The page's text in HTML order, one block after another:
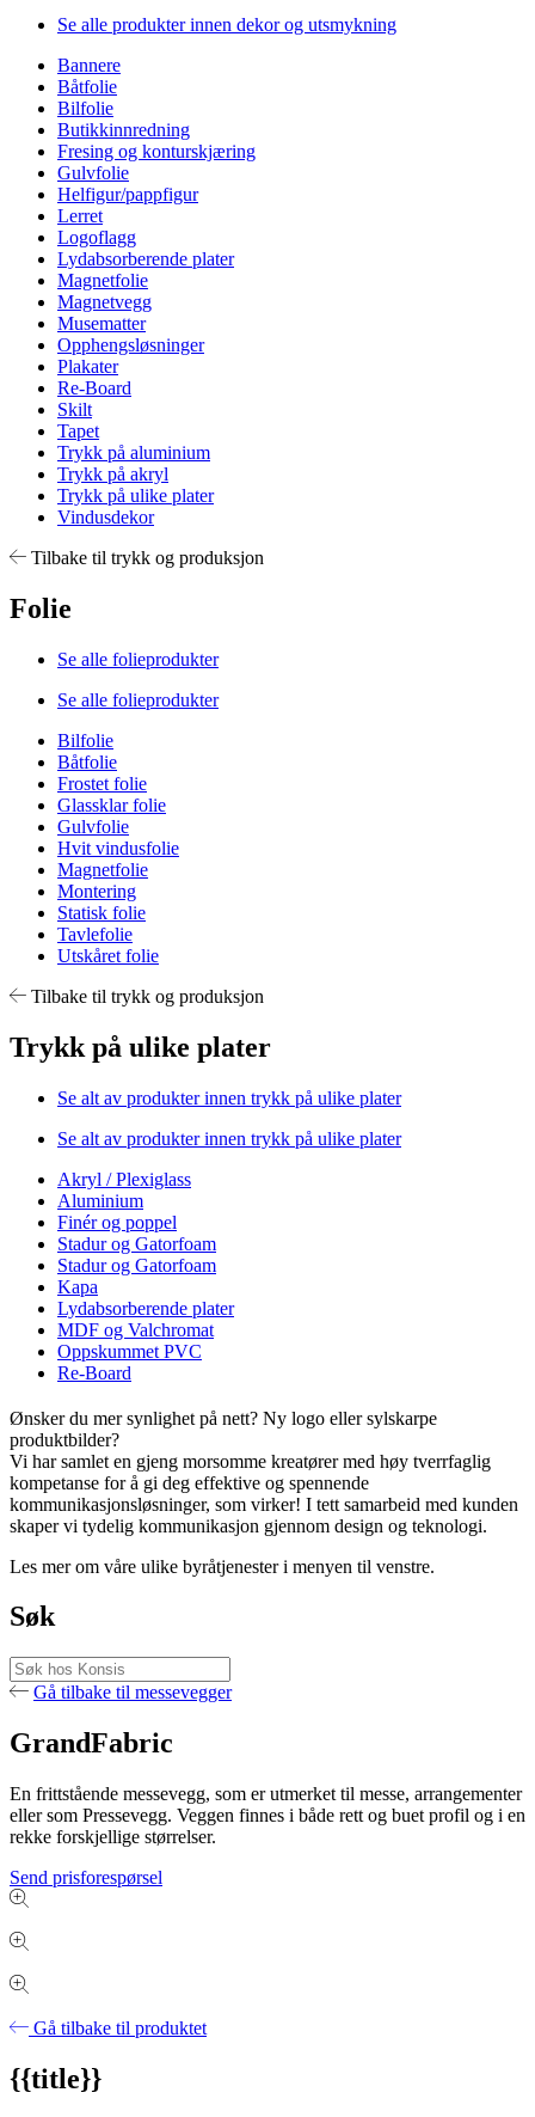
Se alle produkter innen dekor og utsmykning
Bannere
Båtfolie
Bilfolie
Butikkinnredning
Fresing og konturskjæring
Gulvfolie
Helfigur/pappfigur
Lerret
Logoflagg
Lydabsorberende plater
Magnetfolie
Magnetvegg
Musematter
Opphengsløsninger
Plakater
Re-Board
Skilt
Tapet
Trykk på aluminium
Trykk på akryl
Trykk på ulike plater
Vindusdekor
Tilbake til trykk og produksjon
Folie
Se alle folieprodukter
Se alle folieprodukter
Bilfolie
Båtfolie
Frostet folie
Glassklar folie
Gulvfolie
Hvit vindusfolie
Magnetfolie
Montering
Statisk folie
Tavlefolie
Utskåret folie
Tilbake til trykk og produksjon
Trykk på ulike plater
Se alt av produkter innen trykk på ulike plater
Se alt av produkter innen trykk på ulike plater
Akryl / Plexiglass
Aluminium
Finér og poppel
Stadur og Gatorfoam
Stadur og Gatorfoam
Kapa
Lydabsorberende plater
MDF og Valchromat
Oppskummet PVC
Re-Board
Ønsker du mer synlighet på nett? Ny logo eller sylskarpe
produktbilder?
Vi har samlet en gjeng morsomme kreatører med høy tverrfaglig
kompetanse for å gi deg effektive og spennende
kommunikasjonsløsninger, som virker! I tett samarbeid med kunden
skaper vi tydelig kommunikasjon gjennom design og teknologi.
Les mer om våre ulike byråtjenester i menyen til venstre.
Søk
Gå tilbake til messevegger
GrandFabric
En frittstående messevegg, som er utmerket til messe, arrangementer
eller som Pressevegg. Veggen finnes i både rett og buet profil og i en
rekke forskjellige størrelser.
Send prisforespørsel
Gå tilbake til produktet
{{title}}